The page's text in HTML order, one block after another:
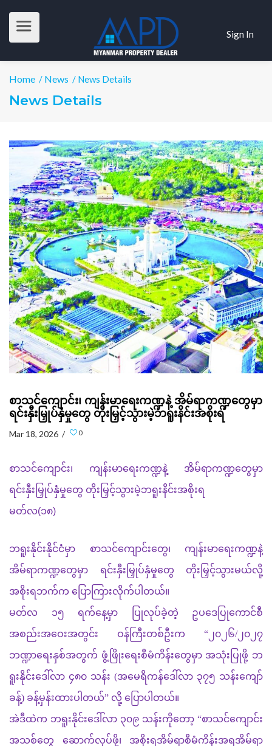
Sign In
Home / News / News Details
News Details
စာသင်ကျောင်း၊ ကျန်းမာရေးကဏ္ဍနဲ့ အိမ်ရာကဏ္ဍတွေမှာ
ရင်းနှီးမြှုပ်နှံမှုတွေ တိုးမြှင့်သွားမဲ့ဘရူးနိင်းအစိုးရ
Mar 18, 2026 / 0
စာသင်ကျောင်း၊ ကျန်းမာရေးကဏ္ဍနဲ့ အိမ်ရာကဏ္ဍတွေမှာ
ရင်းနှီးမြှုပ်နှံမှုတွေ တိုးမြှင့်သွားမဲ့ဘရူးနိင်းအစိုးရ
မတ်လ(၁၈)
ဘရူးနိုင်းနိုင်ငံမှာ စာသင်ကျောင်းတွေ၊ ကျန်းမာရေးကဏ္ဍနဲ့
အိမ်ရာကဏ္ဍတွေမှာ ရင်းနှီးမြှုပ်နှံမှုတွေ တိုးမြှင့်သွားမယ်လို့
အစိုးရဘက်က ပြောကြားလိုက်ပါတယ်။
မတ်လ ၁၅ ရက်နေ့မှာ ပြုလုပ်ခဲ့တဲ့ ဥပဒေပြုကောင်စီ
အစည်းအဝေးအတွင်း ဝန်ကြီးတစ်ဦးက “ ၂၀၂၆/၂၀၂၇
ဘဏ္ဍာရေးနှစ်အတွက် ဖွံ့ဖြိုးရေးစီမံကိန်းတွေမှာ အသုံးပြုဖို့ ဘ
ရူးနိုင်းဒေါ်လာ ၄၈၀ သန်း (အမေရိကန်ဒေါ်လာ ၃၇၅ သန်းကျော်
ခန့်) ခန့်မှန်းထားပါတယ်” လို့ ပြောပါတယ်။
အဲဒီထဲက ဘရူးနိုင်းဒေါ်လာ ၃၀၉ သန်းကိုတော့ “စာသင်ကျောင်း
အသစ်တွေ ဆောက်လုပ်ဖို့၊ အစိုးရအိမ်ရာစီမံကိန်းအရအိမ်ရာ